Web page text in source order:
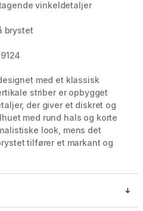
vinkeldetaljer
brystet
med et klassisk
striber er opbygget
der giver et diskret og
med rund hals og korte
look, mens det
tilfører et markant og